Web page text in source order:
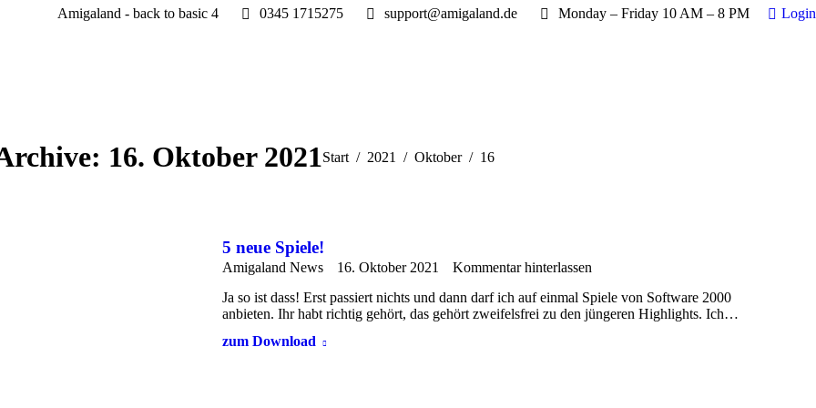
Amigaland - back to basic 4 0345 1715275 support@amigaland.de Monday – Friday 10 AM – 8 PM Login
16. Oktober 2021Sie befinden sich hier:
Start 2021 Oktober 16
5 neue Spiele!
Amigaland News 16. Oktober 2021
Kommentar hinterlassen
Ja so ist dass! Erst passiert nichts und dann darf ich auf einmal Spiele von Software 2000
anbieten. Ihr habt richtig gehört, das gehört zweifelsfrei zu den jüngeren Highlights. Ich…
zum Download